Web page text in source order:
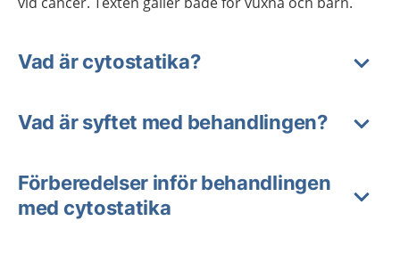
Vad är cytostatika?
Vad är syftet med behandlingen?
Förberedelser inför behandlingen
med cytostatika